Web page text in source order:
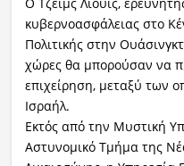
κυβερνοασφάλειας στο
Πολιτικής στην
χώρες θα μπορούσαν να
επιχείρηση, μεταξύ των
Ισραήλ.
Εκτός από την Μυστική
Αστυνομικό Τμήμα της